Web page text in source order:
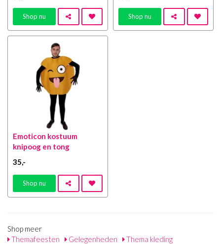
Shop nu Shop nu
Emoticon kostuum
knipoog en tong
35 ,-
Shop nu
Shop meer
Themafeesten
Gelegenheden
Thema kleding